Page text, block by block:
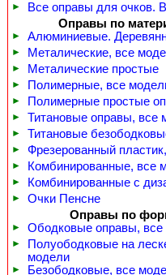
►
Все оправы для очков.
Оправы по
► Алюминиевые.
► Металические, все
► Металические простые
► Полимерные, все
► Полимерные простые
► Титановые оправы, все
► Титановые
► Фрезерованный
► Комбинированные, все
► Комбинированные с
►
Очки Пенсне
Оправы по
► Ободковые оправы, все
►
Полуободковые на
модели
► Безободковые, все